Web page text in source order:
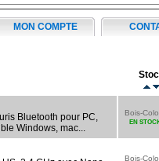
MON COMPTE
Bluetooth pour PC,
Windows, mac...
Bois-
EN
Bois-